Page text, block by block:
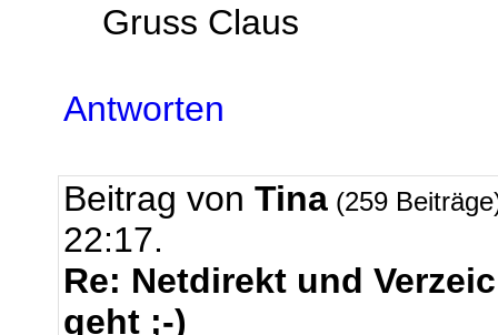
Gruss Claus
Antworten
Beitrag von Tina (259
22:17.
Re: Netdirekt und
geht ;-)